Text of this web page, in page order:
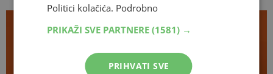
Politici kolačića. Podrobno
PRIKAŽI SVE PARTNERE (1581) →
PRIHVATI SVE